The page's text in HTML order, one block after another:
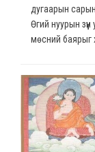
дугаарын
Өгий нуурын
мөсний баярыг